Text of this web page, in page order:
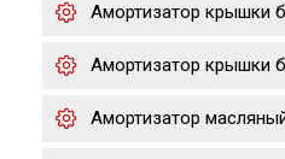
Амортизатор крышки
Амортизатор крышки
Амортизатор